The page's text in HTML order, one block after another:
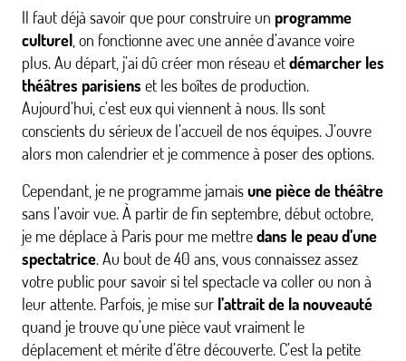
Il faut déjà savoir que pour construire un programme
culturel , on fonctionne avec une année d’avance voire
plus. Au départ, j’ai dû créer mon réseau etdémarcher les
théâtres parisiens et les boîtes de production.
Aujourd’hui, c’est eux qui viennent à nous. Ils sont
conscients du sérieux de l’accueil de nos équipes. J’ouvre
alors mon calendrier et je commence à poser des options.
Cependant, je ne programme jamaisune pièce de théâtre
sans l’avoir vue. À partir de fin septembre, début octobre,
je me déplace à Paris pour me mettredans le peau d’une
spectatrice. Au bout de 40 ans, vous connaissez assez
votre public pour savoir si tel spectacle va coller ou non à
leur attente. Parfois, je mise sur l’attrait de la nouveauté
quand je trouve qu’une pièce vaut vraiment le
déplacement et mérite d’être découverte. C’est la petite